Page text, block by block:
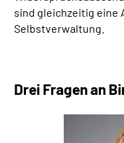
sind gleichzeitig eine
Selbstverwaltung.
Drei Fragen an